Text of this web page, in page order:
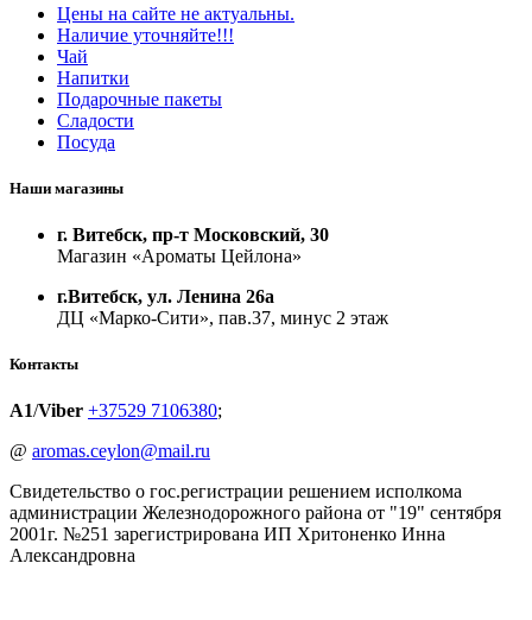
Цены на сайте не актуальны.
Наличие уточняйте!!!
Чай
Напитки
Подарочные пакеты
Сладости
Посуда
Наши магазины
г. Витебск, пр-т Московский, 30
Магазин «Ароматы Цейлона»
г.Витебск, ул. Ленина 26а
ДЦ «Марко-Сити», пав.37, минус 2 этаж
Контакты
A1/Viber +37529 7106380;
@ aromas.ceylon@mail.ru
Свидетельство о гос.регистрации решением исполкома
администрации Железнодорожного района от "19" сентября
2001г. №251 зарегистрирована ИП Хритоненко Инна
Александровна